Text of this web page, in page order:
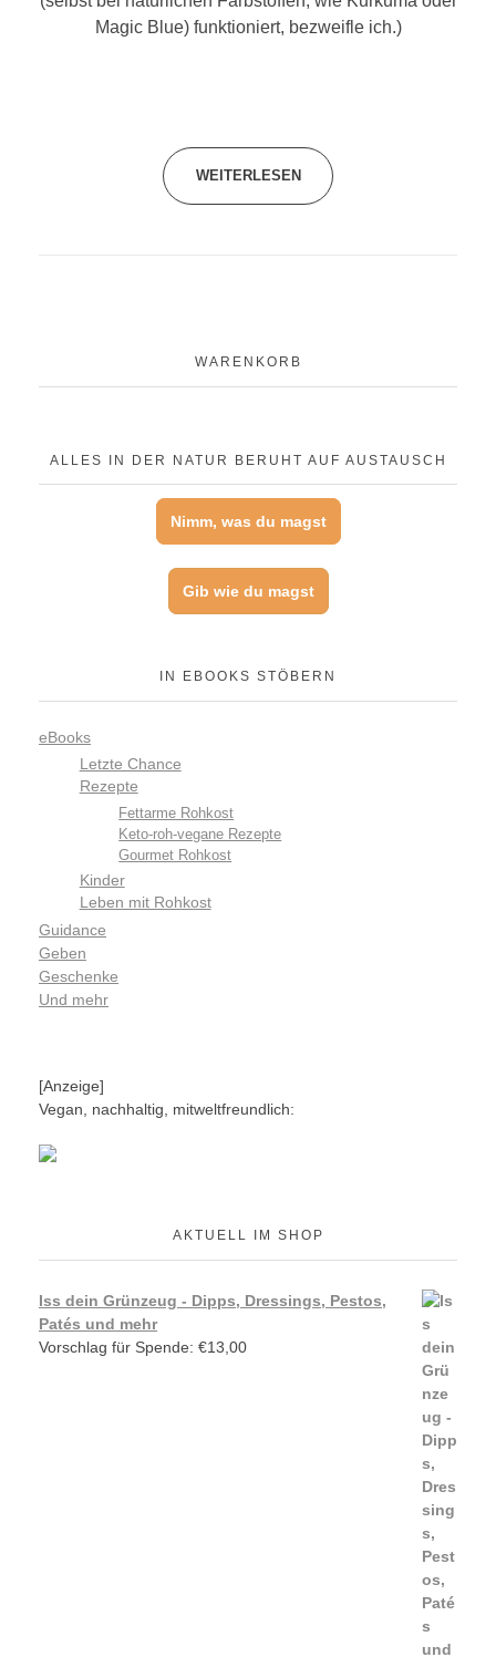
Magic Blue) funktioniert, bezweifle ich.)
WEITERLESEN
WARENKORB
ALLES IN DER NATUR BERUHT AUF AUSTAUSCH
Nimm, was du magst
Gib wie du magst
IN EBOOKS STÖBERN
eBooks
Letzte Chance
Rezepte
Fettarme Rohkost
Keto-roh-vegane Rezepte
Gourmet Rohkost
Kinder
Leben mit Rohkost
Guidance
Geben
Geschenke
Und mehr
[Anzeige]
Vegan, nachhaltig, mitweltfreundlich:
AKTUELL IM SHOP
Iss dein Grünzeug - Dipps, Dressings, Pestos,
Patés und mehr
Vorschlag für Spende: €13,00